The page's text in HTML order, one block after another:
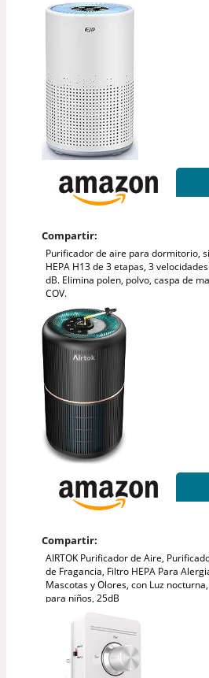
Compartir:
Purificador de aire para dormitorio,
HEPA H13 de 3 etapas, 3
dB. Elimina polen, polvo, caspa de
COV.
Compartir:
AIRTOK Purificador de Aire,
de Fragancia, Filtro HEPA Para
Mascotas y Olores, con Luz
para niños, 25dB